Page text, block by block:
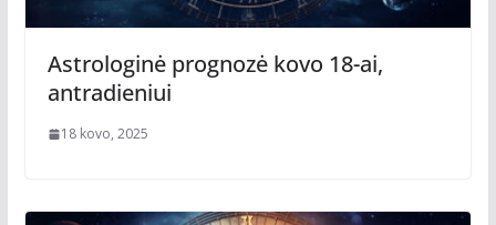
Astrologinė prognozė kovo 18-ai,
antradieniui
18 kovo, 2025